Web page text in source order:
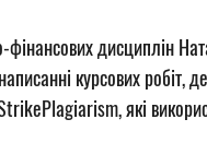
фінансових дисциплін
курсових робіт,
які